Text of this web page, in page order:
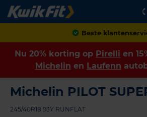
Achteraf betalen
Nu 20% korting op Pirelli en
Michelin en Laufenn
Michelin PILOT
245/40R18 93Y RUNFLAT